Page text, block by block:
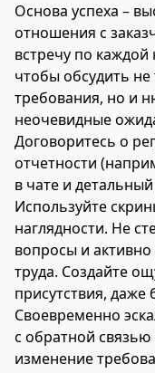
Основа успеха –
отношения с
встречу по
чтобы обсудить
требования, но и
неочевидные
Договоритесь о
отчетности
в чате и
Используйте
наглядности. Не
вопросы и
труда. Создайте
присутствия, даже
Своевременно
с обратной связью
изменение